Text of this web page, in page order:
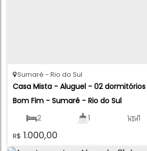
Casa Mista - Aluguel - 02
Bom Fim - Sumaré - Rio do Sul
R$ 1.000,00
Sumaré Rio do Sul
2 1 1
75.00m²